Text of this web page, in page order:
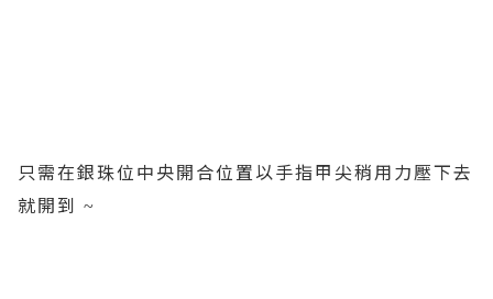
只需在銀珠位中央開合位置以手指甲尖稍用力壓下去
就開到 ~